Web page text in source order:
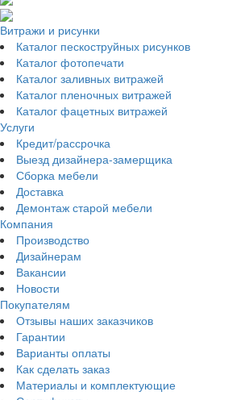
Витражи и рисунки
Каталог пескоструйных рисунков
Каталог фотопечати
Каталог заливных витражей
Каталог пленочных витражей
Каталог фацетных витражей
Услуги
Кредит/рассрочка
Выезд дизайнера-замерщика
Сборка мебели
Доставка
Демонтаж старой мебели
Компания
Производство
Дизайнерам
Вакансии
Новости
Покупателям
Отзывы наших заказчиков
Гарантии
Варианты оплаты
Как сделать заказ
Материалы и комплектующие